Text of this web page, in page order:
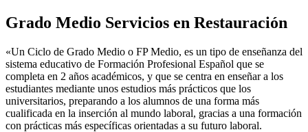
Grado Medio Servicios en Restauración
«Un Ciclo de Grado Medio o FP Medio, es un tipo de enseñanza del
sistema educativo de Formación Profesional Español que se
completa en 2 años académicos, y que se centra en enseñar a los
estudiantes mediante unos estudios más prácticos que los
universitarios, preparando a los alumnos de una forma más
cualificada en la inserción al mundo laboral, gracias a una formación
con prácticas más específicas orientadas a su futuro laboral.